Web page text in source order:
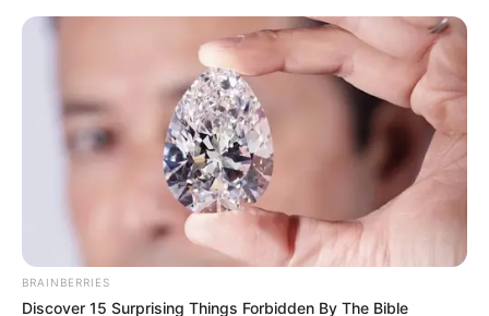
TEMAS RELACIONADOS
MOVILIDAD EN BOGOTÁ
MOVILIDAD DE BOGOTÁ
MOVILIDAD
ALERTA BOGOTÁ
NOTICIAS DE BOGOTÁ
NOTICIAS BOGOTÁ
PICO Y PLACA
PICO Y PLACA EN BOGOTÁ
MANTÉNGASE EN ALERTA
interesan. Para estar bien informado, por
BRAINBERRIES
Discover 15 Surprising Things Forbidden By The Bible